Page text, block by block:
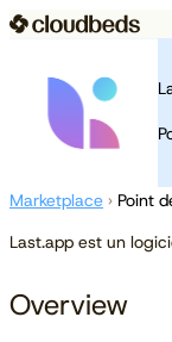
Marketplace › Point
Last.app est un
Overview